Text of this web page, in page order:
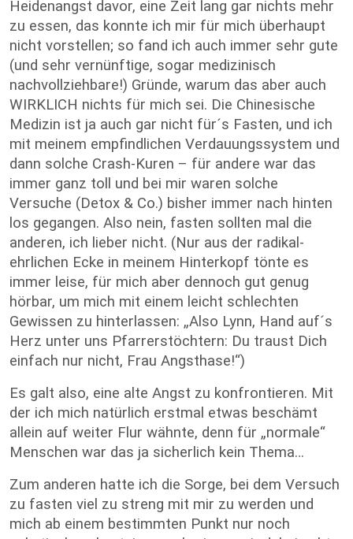
Heidenangst davor, eine Zeit lang gar nichts mehr
zu essen, das konnte ich mir für mich überhaupt
nicht vorstellen; so fand ich auch immer sehr gute
(und sehr vernünftige, sogar medizinisch
nachvollziehbare!) Gründe, warum das aber auch
WIRKLICH nichts für mich sei. Die Chinesische
Medizin ist ja auch gar nicht für´s Fasten, und ich
mit meinem empfindlichen Verdauungssystem und
dann solche Crash-Kuren – für andere war das
immer ganz toll und bei mir waren solche
Versuche (Detox & Co.) bisher immer nach hinten
los gegangen. Also nein, fasten sollten mal die
anderen, ich lieber nicht. (Nur aus der radikal-
ehrlichen Ecke in meinem Hinterkopf tönte es
immer leise, für mich aber dennoch gut genug
hörbar, um mich mit einem leicht schlechten
Gewissen zu hinterlassen: „Also Lynn, Hand auf´s
Herz unter uns Pfarrerstöchtern: Du traust Dich
einfach nur nicht, Frau Angsthase!“)
Es galt also, eine alte Angst zu konfrontieren. Mit
der ich mich natürlich erstmal etwas beschämt
allein auf weiter Flur wähnte, denn für „normale“
Menschen war das ja sicherlich kein Thema…
Zum anderen hatte ich die Sorge, bei dem Versuch
zu fasten viel zu streng mit mir zu werden und
mich ab einem bestimmten Punkt nur noch